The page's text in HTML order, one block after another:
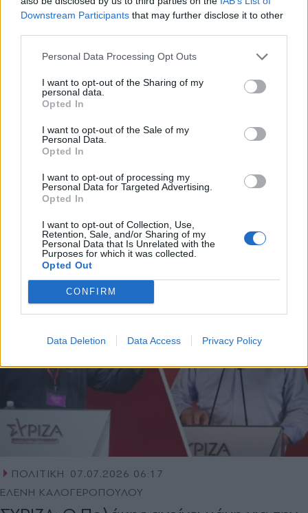
Downstream Participants that may further disclose it to other
Personal Data Processing Opt Outs
I want to opt-out of the Sharing of my
personal data.
Opted In
I want to opt-out of the Sale of my
Personal Data.
Opted In
I want to opt-out of processing my
Personal Data for Targeted Advertising.
Opted In
I want to opt-out of Collection, Use,
Retention, Sale, and/or Sharing of my
Personal Data that Is Unrelated with the
Purposes for which it was collected.
Opted Out
CONFIRM
Data Deletion Data Access Privacy Policy
ΠΟΛΙΤΙΚΗ 12.07.2026 09:18
ΕΛΕΝΗ ΚΑΛΟΓΕΡΟΠΟΥΛΟΥ
ΣΥΡΙΖΑ: Το τηλεφώνημα Φάμελλου στον
Τσίπρα που οδήγησε στην παραίτηση -
Το παρασκήνιο και η μάχη Πολάκη,
Δούρου και Παππά για την επόμενη μέρα
ΠΟΛΙΤΙΚΗ
07.07.2026 06:17
ΕΛΕΝΗ ΚΑΛΟΓΕΡΟΠΟΥΛΟΥ
Εγγραφή στο newsletter
Αποδέχομαι τους
και την πολιτική απορρήτου
X